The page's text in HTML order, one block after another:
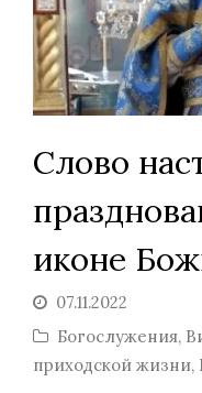
Слово
иконе
07.11.2022
Богослужения,
приходской жизни,